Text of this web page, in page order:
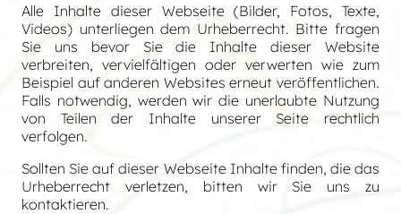
Alle Inhalte dieser Webseite (Bilder, Fotos, Texte,
Videos) unterliegen dem Urheberrecht. Bitte fragen
Sie uns bevor Sie die Inhalte dieser Website
verbreiten, vervielfältigen oder verwerten wie zum
Beispiel auf anderen Websites erneut veröffentlichen.
Falls notwendig, werden wir die unerlaubte Nutzung
von Teilen der Inhalte unserer Seite rechtlich
verfolgen.
Sollten Sie auf dieser Webseite Inhalte finden, die das
Urheberrecht verletzen, bitten wir Sie uns zu
kontaktieren.